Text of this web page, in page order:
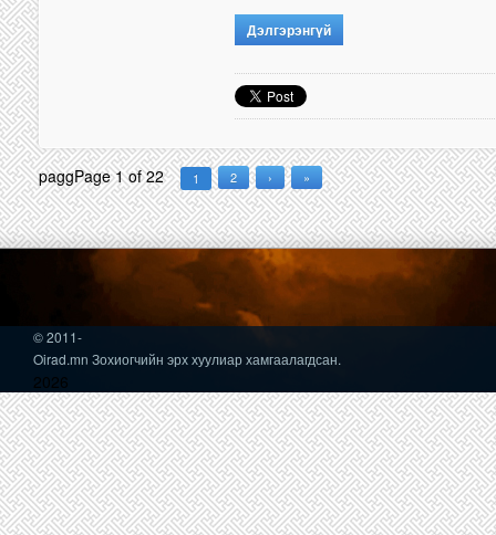
Дэлгэрэнгүй
paggPage 1 of 22 1 2 › »
© 2011-
Oirad.mn Зохиогчийн эрх хуулиар хамгаалагдсан.
2026